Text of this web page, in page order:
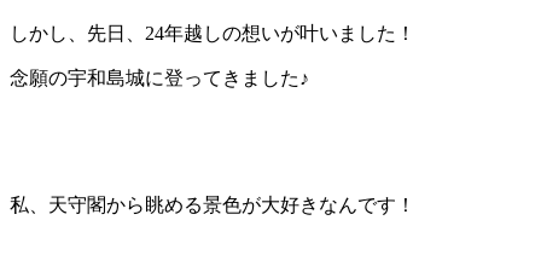
しかし、先日、24年越しの想いが叶いました！
念願の宇和島城に登ってきました♪
私、天守閣から眺める景色が大好きなんです！